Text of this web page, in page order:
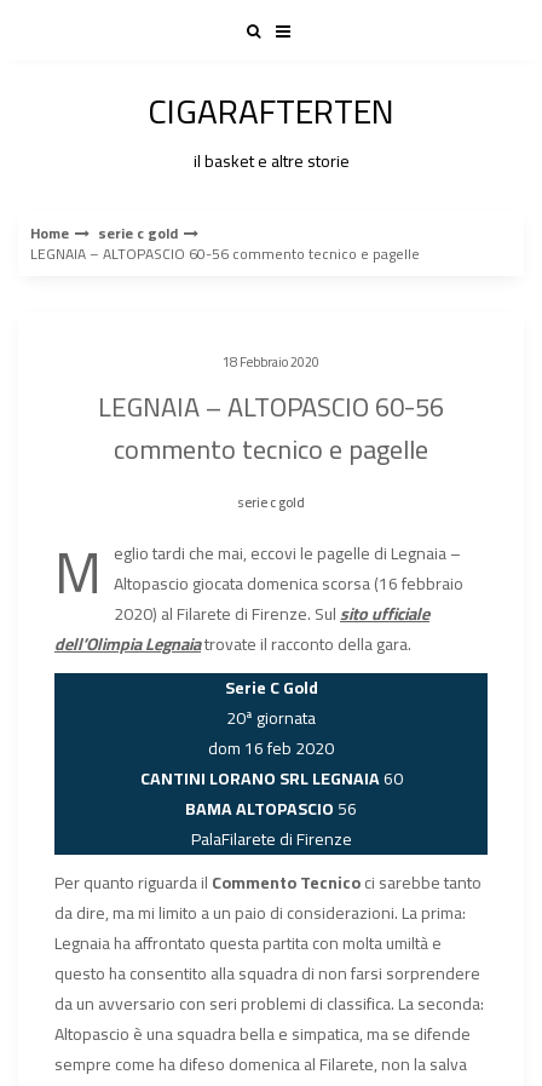
CIGARAFTERTEN
il basket e altre storie
Home serie c gold
LEGNAIA – ALTOPASCIO 60-56 commento tecnico e pagelle
18 Febbraio 2020
LEGNAIA – ALTOPASCIO 60-56
commento tecnico e pagelle
serie c gold
M eglio tardi che mai, eccovi le pagelle di Legnaia –
Altopascio giocata domenica scorsa (16 febbraio
2020) al Filarete di Firenze. Sulsito ufficiale
dell’Olimpia Legnaiatrovate il racconto della gara.
Serie C Gold
20ª giornata
dom 16 feb 2020
CANTINI LORANO SRL LEGNAIA60
BAMA ALTOPASCIO56
PalaFilarete di Firenze
Per quanto riguarda ilCommento Tecnicoci sarebbe tanto
da dire, ma mi limito a un paio di considerazioni. La prima:
Legnaia ha affrontato questa partita con molta umiltà e
questo ha consentito alla squadra di non farsi sorprendere
da un avversario con seri problemi di classifica. La seconda:
Altopascio è una squadra bella e simpatica, ma se difende
sempre come ha difeso domenica al Filarete, non la salva